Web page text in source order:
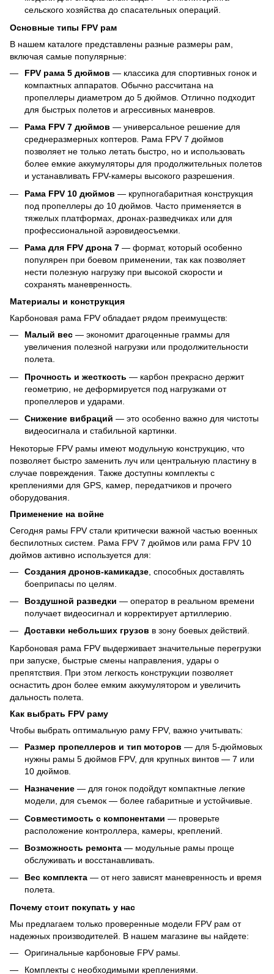
сельского хозяйства до спасательных операций.
Основные типы FPV рам
В нашем каталоге представлены разные размеры рам,
включая самые популярные:
FPV рама 5 дюймов — классика для спортивных гонок и
компактных аппаратов. Обычно рассчитана на
пропеллеры диаметром до 5 дюймов. Отлично подходит
для быстрых полетов и агрессивных маневров.
Рама FPV 7 дюймов — универсальное решение для
среднеразмерных коптеров. Рама FPV 7 дюймов
позволяет не только летать быстро, но и использовать
более емкие аккумуляторы для продолжительных полетов
и устанавливать FPV-камеры высокого разрешения.
Рама FPV 10 дюймов — крупногабаритная конструкция
под пропеллеры до 10 дюймов. Часто применяется в
тяжелых платформах, дронах-разведчиках или для
профессиональной аэровидеосъемки.
Рама для FPV дрона 7 — формат, который особенно
популярен при боевом применении, так как позволяет
нести полезную нагрузку при высокой скорости и
сохранять маневренность.
Материалы и конструкция
Карбоновая рама FPV обладает рядом преимуществ:
Малый вес — экономит драгоценные граммы для
увеличения полезной нагрузки или продолжительности
полета.
Прочность и жесткость — карбон прекрасно держит
геометрию, не деформируется под нагрузками от
пропеллеров и ударами.
Снижение вибраций — это особенно важно для чистоты
видеосигнала и стабильной картинки.
Некоторые FPV рамы имеют модульную конструкцию, что
позволяет быстро заменить луч или центральную пластину в
случае повреждения. Также доступны комплекты с
креплениями для GPS, камер, передатчиков и прочего
оборудования.
Применение на войне
Сегодня рамы FPV стали критически важной частью военных
беспилотных систем. Рама FPV 7 дюймов или рама FPV 10
дюймов активно используется для:
Создания дронов-камикадзе , способных доставлять
боеприпасы по целям.
Воздушной разведки — оператор в реальном времени
получает видеосигнал и корректирует артиллерию.
Доставки небольших грузов в зону боевых действий.
Карбоновая рама FPV выдерживает значительные перегрузки
при запуске, быстрые смены направления, удары о
препятствия. При этом легкость конструкции позволяет
оснастить дрон более емким аккумулятором и увеличить
дальность полета.
Как выбрать FPV раму
Чтобы выбрать оптимальную раму FPV, важно учитывать:
Размер пропеллеров и тип моторов — для 5-дюймовых
нужны рамы 5 дюймов FPV, для крупных винтов — 7 или
10 дюймов.
Назначение — для гонок подойдут компактные легкие
модели, для съемок — более габаритные и устойчивые.
Совместимость с компонентами — проверьте
расположение контроллера, камеры, креплений.
Возможность ремонта — модульные рамы проще
обслуживать и восстанавливать.
Вес комплекта — от него зависят маневренность и время
полета.
Почему стоит покупать у нас
Мы предлагаем только проверенные модели FPV рам от
надежных производителей. В нашем магазине вы найдете:
Оригинальные карбоновые FPV рамы.
Комплекты с необходимыми креплениями.